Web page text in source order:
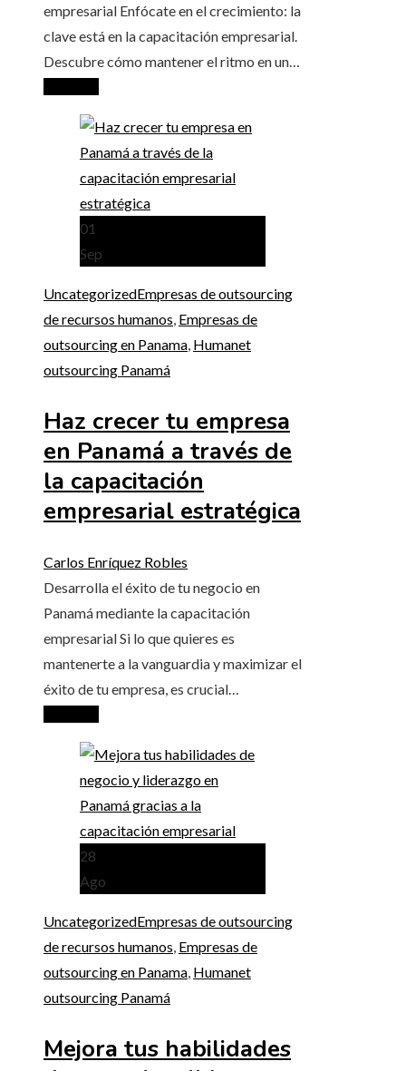
empresarial Enfócate en el crecimiento: la
clave está en la capacitación empresarial.
Descubre cómo mantener el ritmo en un…
01
Sep
UncategorizedEmpresas de outsourcing
de recursos humanos Empresas de
outsourcing en Panama Humanet
outsourcing Panamá
Haz crecer tu empresa
en Panamá a través de
la capacitación
empresarial estratégica
Carlos Enríquez Robles
Desarrolla el éxito de tu negocio en
Panamá mediante la capacitación
empresarial Si lo que quieres es
mantenerte a la vanguardia y maximizar el
éxito de tu empresa, es crucial…
28
Ago
UncategorizedEmpresas de outsourcing
de recursos humanos Empresas de
outsourcing en Panama Humanet
outsourcing Panamá
Mejora tus habilidades